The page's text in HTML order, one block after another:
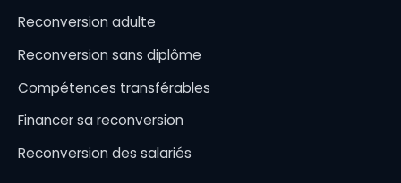
Reconversion adulte
Reconversion sans diplôme
Compétences transférables
Financer sa reconversion
Reconversion des salariés